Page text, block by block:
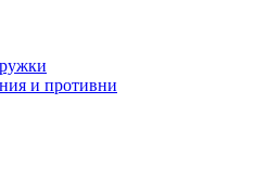
и противни